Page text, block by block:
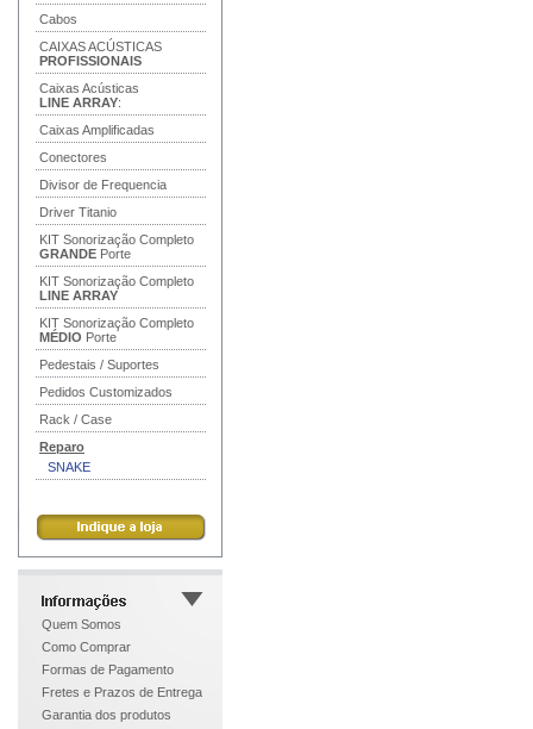
Cabos
CAIXAS ACÚSTICAS
PROFISSIONAIS
Caixas Acústicas
LINE ARRAY:
Caixas Amplificadas
Conectores
Divisor de Frequencia
Driver Titanio
KIT Sonorização Completo
GRANDE Porte
KIT Sonorização Completo
LINE ARRAY
KIT Sonorização Completo
MÉDIO Porte
Pedestais / Suportes
Pedidos Customizados
Rack / Case
Reparo
SNAKE
Quem Somos
Como Comprar
Formas de Pagamento
Fretes e Prazos de Entrega
Garantia dos produtos